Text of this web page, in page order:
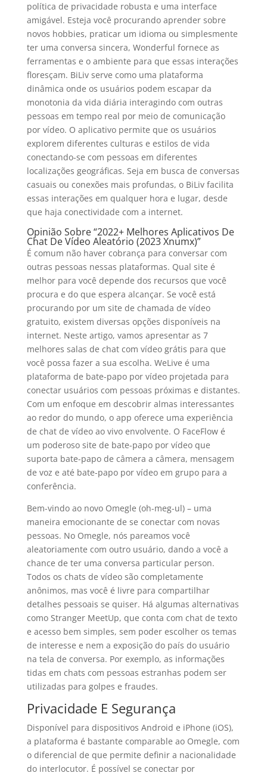
política de privacidade robusta e uma interface
amigável. Esteja você procurando aprender sobre
novos hobbies, praticar um idioma ou simplesmente
ter uma conversa sincera, Wonderful fornece as
ferramentas e o ambiente para que essas interações
floresçam. BiLiv serve como uma plataforma
dinâmica onde os usuários podem escapar da
monotonia da vida diária interagindo com outras
pessoas em tempo real por meio de comunicação
por vídeo. O aplicativo permite que os usuários
explorem diferentes culturas e estilos de vida
conectando-se com pessoas em diferentes
localizações geográficas. Seja em busca de conversas
casuais ou conexões mais profundas, o BiLiv facilita
essas interações em qualquer hora e lugar, desde
que haja conectividade com a internet.
Opinião Sobre “2022+ Melhores Aplicativos De
Chat De Vídeo Aleatório (2023 Xnumx)”
É comum não haver cobrança para conversar com
outras pessoas nessas plataformas. Qual site é
melhor para você depende dos recursos que você
procura e do que espera alcançar. Se você está
procurando por um site de chamada de vídeo
gratuito, existem diversas opções disponíveis na
internet. Neste artigo, vamos apresentar as 7
melhores salas de chat com vídeo grátis para que
você possa fazer a sua escolha. WeLive é uma
plataforma de bate-papo por vídeo projetada para
conectar usuários com pessoas próximas e distantes.
Com um enfoque em descobrir almas interessantes
ao redor do mundo, o app oferece uma experiência
de chat de vídeo ao vivo envolvente. O FaceFlow é
um poderoso site de bate-papo por vídeo que
suporta bate-papo de câmera a câmera, mensagem
de voz e até bate-papo por vídeo em grupo para a
conferência.
Bem-vindo ao novo Omegle (oh-meg-ul) – uma
maneira emocionante de se conectar com novas
pessoas. No Omegle, nós pareamos você
aleatoriamente com outro usuário, dando a você a
chance de ter uma conversa particular person.
Todos os chats de vídeo são completamente
anônimos, mas você é livre para compartilhar
detalhes pessoais se quiser. Há algumas alternativas
como Stranger MeetUp, que conta com chat de texto
e acesso bem simples, sem poder escolher os temas
de interesse e nem a exposição do país do usuário
na tela de conversa. Por exemplo, as informações
tidas em chats com pessoas estranhas podem ser
utilizadas para golpes e fraudes.
Privacidade E Segurança
Disponível para dispositivos Android e iPhone (iOS),
a plataforma é bastante comparable ao Omegle, com
o diferencial de que permite definir a nacionalidade
do interlocutor. É possível se conectar por